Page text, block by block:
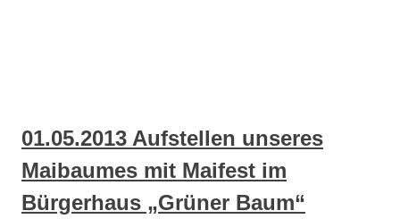
01.05.2013 Aufstellen unseres
Maibaumes mit Maifest im
Bürgerhaus „Grüner Baum“